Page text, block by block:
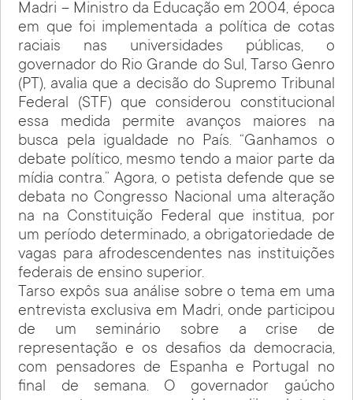
Madri – Ministro da Educação em 2004, época
em que foi implementada a política de cotas
raciais nas universidades públicas, o
governador do Rio Grande do Sul, Tarso Genro
(PT), avalia que a decisão do Supremo Tribunal
Federal (STF) que considerou constitucional
essa medida permite avanços maiores na
busca pela igualdade no País. “Ganhamos o
debate político, mesmo tendo a maior parte da
mídia contra.” Agora, o petista defende que se
debata no Congresso Nacional uma alteração
na na Constituição Federal que institua, por
um período determinado, a obrigatoriedade de
vagas para afrodescendentes nas instituições
federais de ensino superior.
Tarso expôs sua análise sobre o tema em uma
entrevista exclusiva em Madri, onde participou
de um seminário sobre a crise de
representação e os desafios da democracia,
com pensadores de Espanha e Portugal no
final de semana. O governador gaúcho